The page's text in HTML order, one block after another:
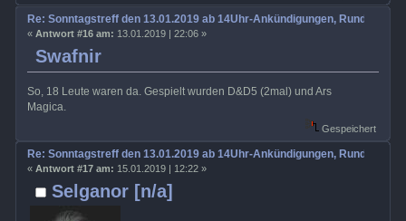
Swafnir
Re: Sonntagstreff den 13.01.2019 ab 14Uhr-Ankündigungen,
« Antwort #16 am: 13.01.2019 | 22:06 »
So, 18 Leute waren da. Gespielt wurden D&D5 (2mal) und Ars
Magica.
Gespeichert
Selganor [n/a]
Re: Sonntagstreff den 13.01.2019 ab 14Uhr-Ankündigungen,
« Antwort #17 am: 15.01.2019 | 12:22 »